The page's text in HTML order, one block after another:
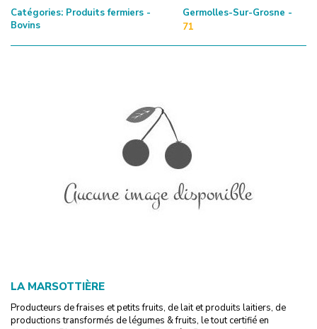
Catégories: Produits fermiers -
Bovins
Germolles-Sur-Grosne -
71
LA MARSOTTIÈRE
Producteurs de fraises et petits fruits, de lait et produits laitiers, de
productions transformés de légumes & fruits, le tout certifié en